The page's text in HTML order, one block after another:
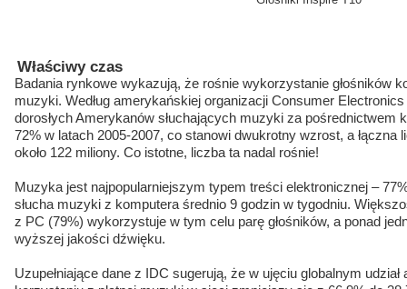
Właściwy czas
Badania rynkowe wykazują, że rośnie wykorzystanie głośników
muzyki. Według amerykańskiej organizacji Consumer
dorosłych Amerykanów słuchających muzyki za pośrednictwem
72% w latach 2005-2007, co stanowi dwukrotny wzrost, a łączna
około 122 miliony. Co istotne, liczba ta nadal rośnie!
Muzyka jest najpopularniejszym typem treści elektronicznej –
słucha muzyki z komputera średnio 9 godzin w tygodniu.
z PC (79%) wykorzystuje w tym celu parę głośników, a ponad
wyższej jakości dźwięku.
Uzupełniające dane z IDC sugerują, że w ujęciu globalnym